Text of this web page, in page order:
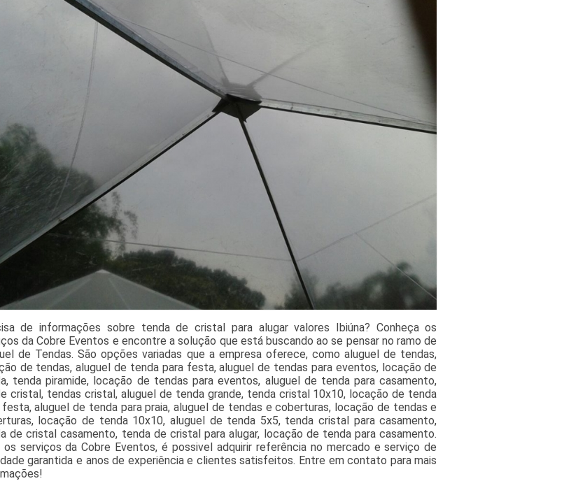
de informações sobre tenda de cristal para alugar valores Ibiúna? Conheça os
da Cobre Eventos e encontre a solução que está buscando ao se pensar no ramo de
de Tendas. São opções variadas que a empresa oferece, como aluguel de tendas,
de tendas, aluguel de tenda para festa, aluguel de tendas para eventos, locação de
tenda piramide, locação de tendas para eventos, aluguel de tenda para casamento,
cristal, tendas cristal, aluguel de tenda grande, tenda cristal 10x10, locação de tenda
festa, aluguel de tenda para praia, aluguel de tendas e coberturas, locação de tendas e
locação de tenda 10x10, aluguel de tenda 5x5, tenda cristal para casamento,
de cristal casamento, tenda de cristal para alugar, locação de tenda para casamento.
os serviços da Cobre Eventos, é possivel adquirir referência no mercado e serviço de
garantida e anos de experiência e clientes satisfeitos. Entre em contato para mais